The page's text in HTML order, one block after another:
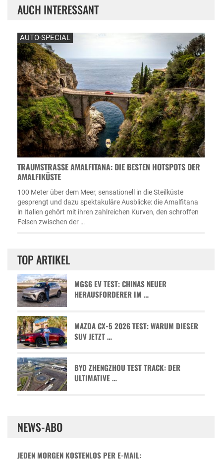
AUCH INTERESSANT
AUTO-SPECIAL
TRAUMSTRASSE AMALFITANA: DIE BESTEN HOTSPOTS DER A
MALFIKÜSTE
100 Meter über dem Meer, sensationell in die Steilküste
gesprengt und dazu spektakuläre Ausblicke: die Amalfitana
in Italien gehört mit ihren zahlreichen Kurven, den schroffen
Felsen zwischen der …
TOP ARTIKEL
MGS6 EV TEST: CHINAS NEUER
HERAUSFORDERER IM …
MAZDA CX-5 2026 TEST: WARUM DIESER
SUV JETZT …
BYD ZHENGZHOU TEST TRACK: DER
ULTIMATIVE …
NEWS-ABO
JEDEN MORGEN KOSTENLOS PER E-MAIL: